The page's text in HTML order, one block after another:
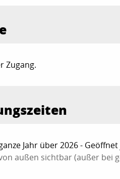
Zugang.
Jahr über 2026 -
außen sichtbar (außer bei